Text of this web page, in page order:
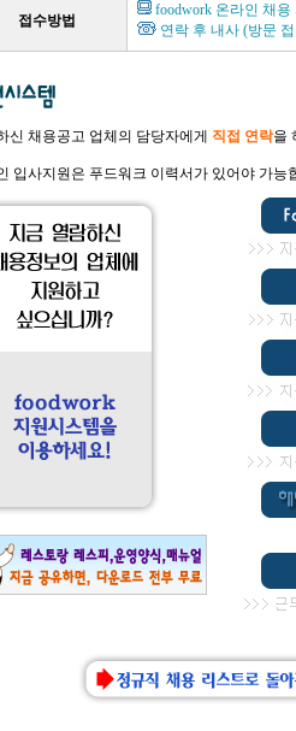
접수방법
foodwork 온라인 채용
연락 후 내사 (방문
신 채용공고 업체의 담당자에게 직접 연락을
입사지원은 푸드워크 이력서가 있어야 가